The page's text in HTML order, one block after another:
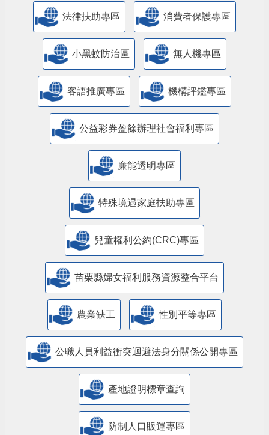
法律扶助專區 消費者保護專區
小黑蚊防治區 無人機專區
客語推廣專區 機構評鑑專區
公益彩券盈餘辦理社會福利專區
廉能透明專區
特殊境遇家庭扶助專區
兒童權利公約(CRC)專區
苗栗縣婦女福利服務資源整合平台
農業缺工 性別平等專區
公職人員利益衝突迴避法身分關係公開專區
產地證明標章查詢
防制人口販運專區